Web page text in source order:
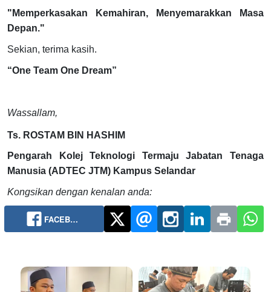
"Memperkasakan Kemahiran, Menyemarakkan Masa
Depan."
Sekian, terima kasih.
“One Team One Dream”
Wassallam,
Ts. ROSTAM BIN HASHIM
Pengarah Kolej Teknologi Termaju Jabatan Tenaga
Manusia (ADTEC JTM) Kampus Selandar
Kongsikan dengan kenalan anda:
FACEB…